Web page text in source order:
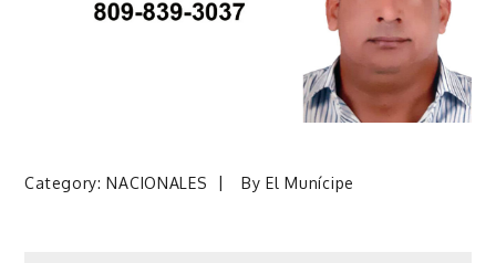
Category:NACIONALES ByEl Munícipe